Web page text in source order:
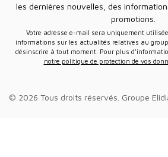
les dernières nouvelles, des
promotions.
Votre adresse e-mail sera uniquement utilisée pour vous envoyer des
informations sur les actualités relatives au
désinscrire à tout moment. Pour plus
notre politique de protection de vos
© 2026 Tous droits réservés. Groupe